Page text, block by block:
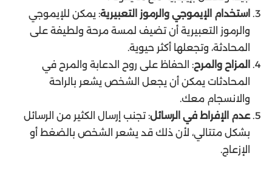
استخدام الإيموجي والرموز التعبيرية: يمكن للإيموجي
والرموز التعبيرية أن تضيف لمسة مرحة ولطيفة على
المحادثة، وتجعلها أكثر حيوية.
المزاح والمرح: الحفاظ على روح الدعابة والمرح في
المحادثات يمكن أن يجعل الشخص يشعر بالراحة
والانسجام معك.
عدم الإفراط في الرسائل: تجنب إرسال الكثير من الرسائل
بشكل متتالي، لأن ذلك قد يشعر الشخص بالضغط أو
الإزعاج.